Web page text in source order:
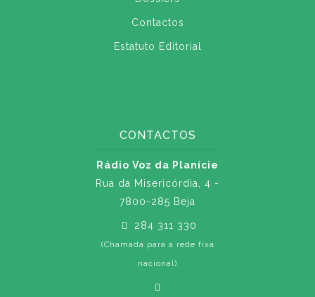
Contactos
Estatuto Editorial
CONTACTOS
Rádio Voz da Planície
Rua da Misericórdia, 4 -
7800-285 Beja
284 311 330
(Chamada para a rede fixa
nacional)